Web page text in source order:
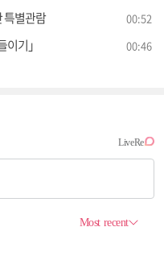
특별관람 00:52
기」 00:46